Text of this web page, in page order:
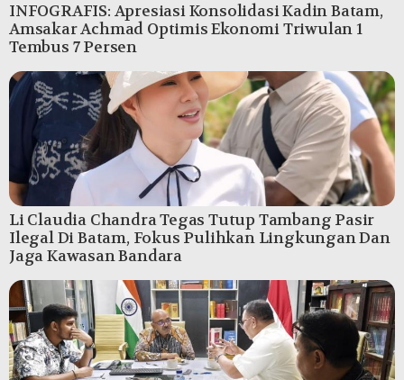
INFOGRAFIS: Apresiasi Konsolidasi Kadin Batam,
Amsakar Achmad Optimis Ekonomi Triwulan 1
Tembus 7 Persen
Li Claudia Chandra Tegas Tutup Tambang Pasir
Ilegal Di Batam, Fokus Pulihkan Lingkungan Dan
Jaga Kawasan Bandara